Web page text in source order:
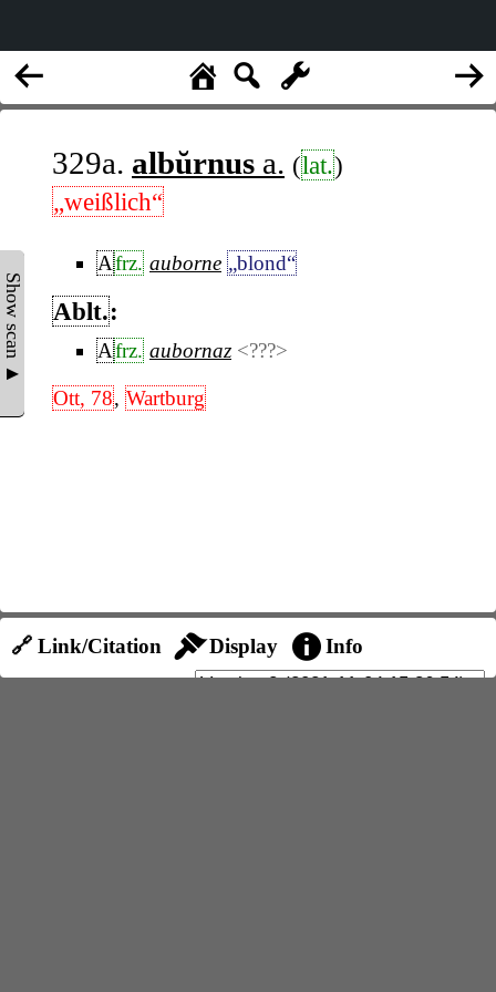
Show scan ▲
329a. albŭrnus a. (lat.)
„weißlich“
Afrz. auborne „blond“
Ablt.:
Afrz. aubornaz <???>
Ott, 78, Wartburg
🔗 Link/Citation Display Info